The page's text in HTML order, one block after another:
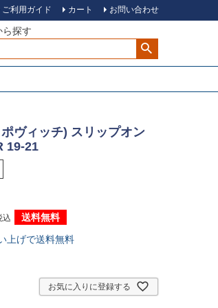
ご利用ガイド カート お問い合わせ
ら探す
ヴィッチ) スリップオン
19-21
込
送料無料
上げで送料無料
お気に入りに登録する